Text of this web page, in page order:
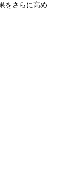
をさらに高め